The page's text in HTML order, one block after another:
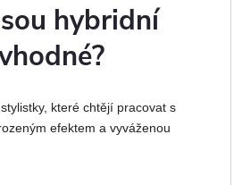
hybridní
které chtějí pracovat s
efektem a vyváženou